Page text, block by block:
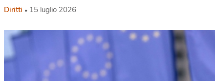
Diritti 15 luglio 2026